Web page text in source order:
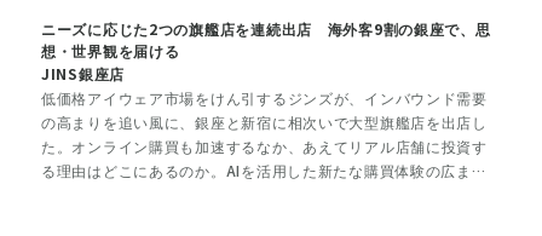
ニーズに応じた2つの旗艦店を連続出店 海外客9割の銀座で、思
想・世界観を届ける
JINS銀座店
低価格アイウェア市場をけん引するジンズが、インバウンド需要
の高まりを追い風に、銀座と新宿に相次いで大型旗艦店を出店し
た。オンライン購買も加速するなか、あえてリアル店舗に投資す
る理由はどこにあるのか。AIを活用した新たな購買体験の広まり